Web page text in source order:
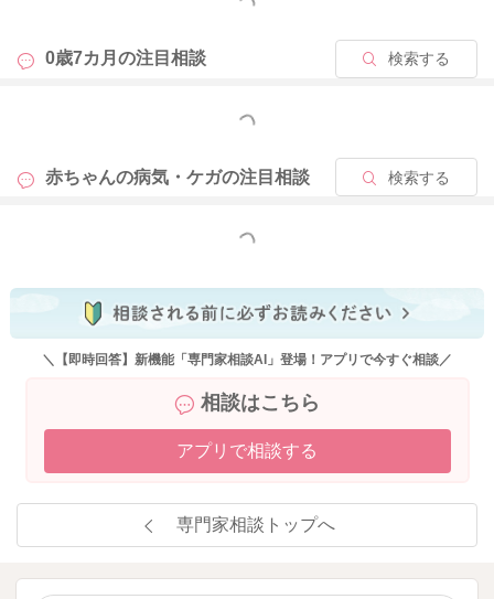
もっと見る
0歳7カ月の注目相談 検索する
もっと見る
赤ちゃんの病気・ケガの注目相談 検索する
もっと見る
＼【即時回答】新機能「専門家相談AI」登場！アプリで今すぐ相談／
相談はこちら
アプリで相談する
専門家相談トップへ